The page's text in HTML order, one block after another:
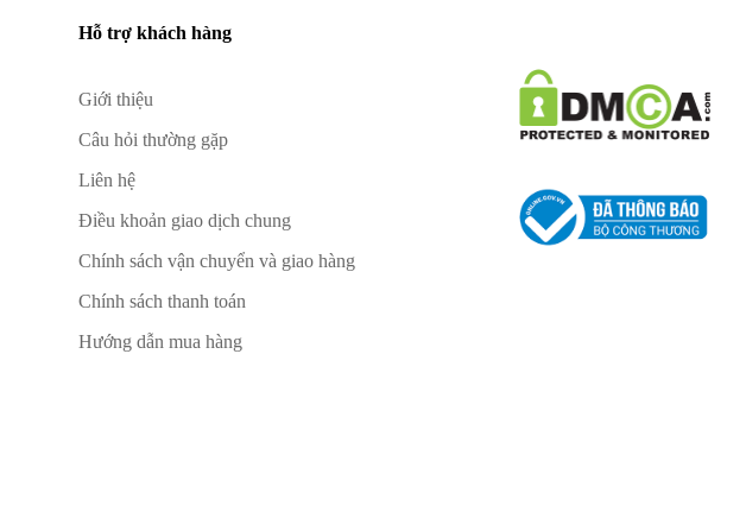
Hỗ trợ khách hàng
Giới thiệu
Câu hỏi thường gặp
Liên hệ
Điều khoản giao dịch chung
Chính sách vận chuyển và giao hàng
Chính sách thanh toán
Hướng dẫn mua hàng